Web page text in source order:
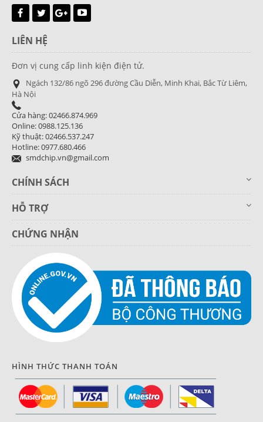
LIÊN HỆ
Đơn vị cung cấp linh kiện điện tử.
Ngách 132/86 ngõ 296 đường Cầu Diễn, Minh Khai, Bắc Từ Liêm,
Hà Nội
Cửa hàng: 02466.874.969
Online: 0988.125.136
Kỹ thuật: 02466.537.247
Hotline: 0977.680.466
smdchip.vn@gmail.com
CHÍNH SÁCH
HỖ TRỢ
CHỨNG NHẬN
HÌNH THỨC THANH TOÁN